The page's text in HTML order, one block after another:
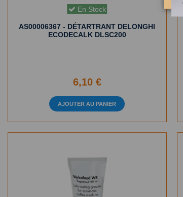
En Stock
AS00006367 - DÉTARTRANT DELONGHI
ECODECALK DLSC200
6,10 €
AJOUTER AU PANIER